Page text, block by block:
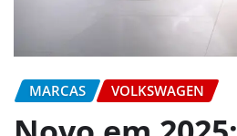
MARCAS VOLKSWAGEN